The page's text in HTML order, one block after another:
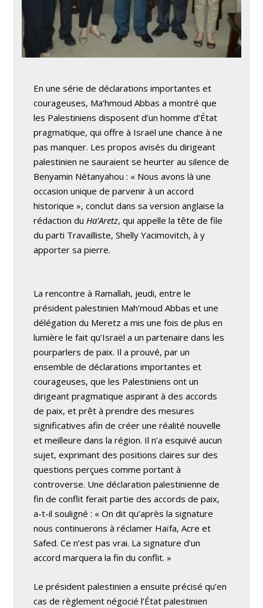
En une série de déclarations importantes et
courageuses, Ma’hmoud Abbas a montré que
les Palestiniens disposent d’un homme d’État
pragmatique, qui offre à Israël une chance à ne
pas manquer. Les propos avisés du dirigeant
palestinien ne sauraient se heurter au silence de
Benyamin Nétanyahou : « Nous avons là une
occasion unique de parvenir à un accord
historique », conclut dans sa version anglaise la
rédaction duHa’Aretz, qui appelle la tête de file
du parti Travailliste, Shelly Yacimovitch, à y
apporter sa pierre.
La rencontre à Ramallah, jeudi, entre le
président palestinien Mah’moud Abbas et une
délégation du Meretz a mis une fois de plus en
lumière le fait qu’Israël a un partenaire dans les
pourparlers de paix. Il a prouvé, par un
ensemble de déclarations importantes et
courageuses, que les Palestiniens ont un
dirigeant pragmatique aspirant à des accords
de paix, et prêt à prendre des mesures
significatives afin de créer une réalité nouvelle
et meilleure dans la région. Il n’a esquivé aucun
sujet, exprimant des positions claires sur des
questions perçues comme portant à
controverse. Une déclaration palestinienne de
fin de conflit ferait partie des accords de paix,
a-t-il souligné : « On dit qu’après la signature
nous continuerons à réclamer Haïfa, Acre et
Safed. Ce n’est pas vrai. La signature d’un
accord marquera la fin du conflit. »
Le président palestinien a ensuite précisé qu’en
cas de règlement négocié l’État palestinien